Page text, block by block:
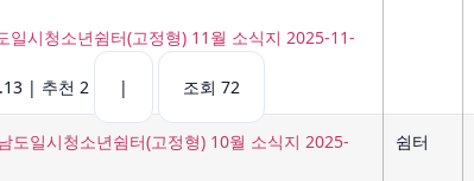
일시청소년쉼터(고정형) 11월 소식지 2025-11-
| 추천 2 | 조회 72
쉼터